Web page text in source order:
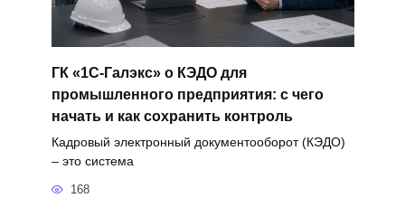
ГК «1С-Галэкс» о КЭДО для
промышленного предприятия: с чего
начать и как сохранить контроль
Кадровый электронный документооборот (КЭДО)
– это система
168